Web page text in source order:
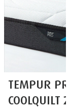
TEMPUR
COOLQUILT